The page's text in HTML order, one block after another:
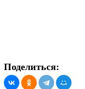
Поделиться: